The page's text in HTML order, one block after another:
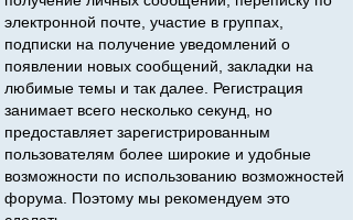
электронной почте, участие в группах,
подписки на получение уведомлений о
появлении новых сообщений, закладки на
любимые темы и так далее. Регистрация
занимает всего несколько секунд, но
предоставляет зарегистрированным
пользователям более широкие и удобные
возможности по использованию возможностей
форума. Поэтому мы рекомендуем это